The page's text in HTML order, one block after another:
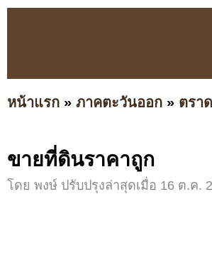
หน้าแรก » ภาคตะวันออก » ตราด
ขายที่ดินราคาถูก
โดย พงษ์ ปรับปรุงล่าสุดเมื่อ 16 ต.ค.